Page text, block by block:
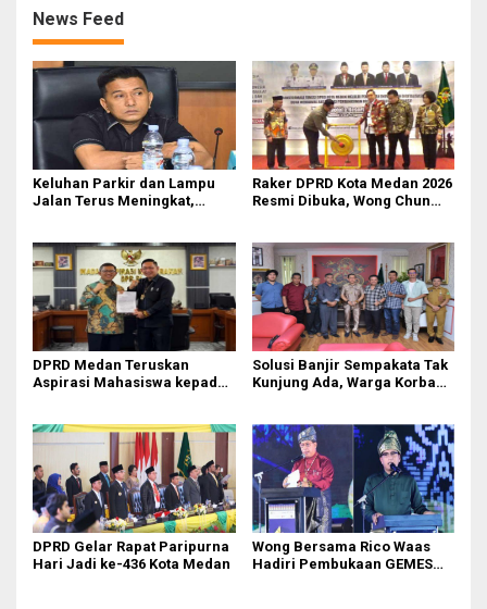
News Feed
Keluhan Parkir dan Lampu
Jalan Terus Meningkat,
Raker DPRD Kota Medan 2026
Resmi Dibuka, Wong Chun
DPRD Medan Teruskan
Aspirasi Mahasiswa kepada
Solusi Banjir Sempakata Tak
Kunjung Ada, Warga Korban
DPRD Gelar Rapat Paripurna
Hari Jadi ke-436 Kota Medan
Wong Bersama Rico Waas
Hadiri Pembukaan GEMES